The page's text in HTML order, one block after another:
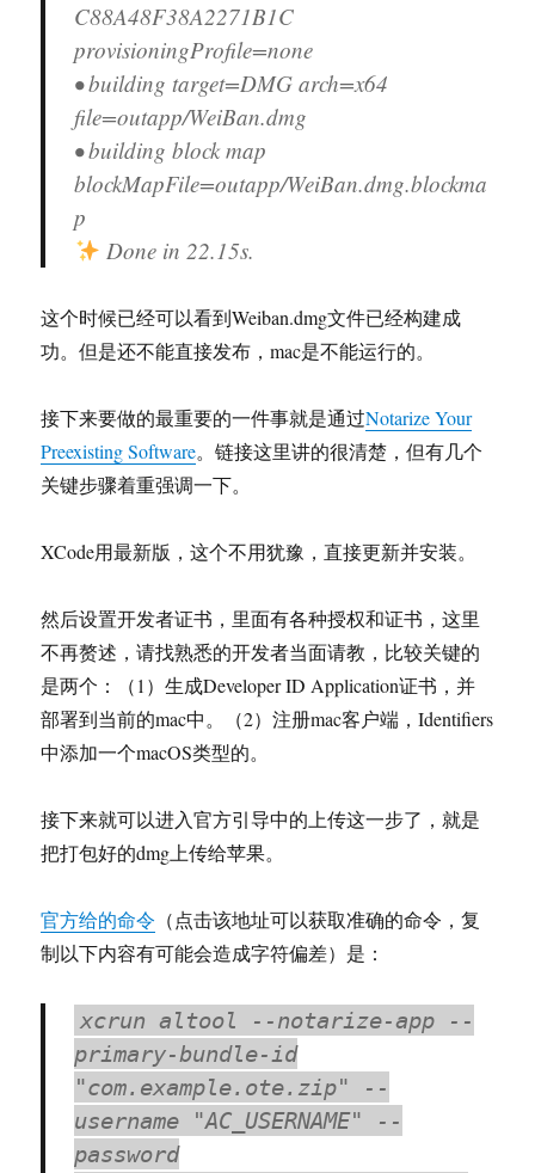
C88A48F38A2271B1C
provisioningProfile=none
• building target=DMG arch=x64
file=outapp/WeiBan.dmg
• building block map
blockMapFile=outapp/WeiBan.dmg.blockma
p
Done in 22.15s.
这个时候已经可以看到Weiban.dmg文件已经构建成
功。但是还不能直接发布，mac是不能运行的。
接下来要做的最重要的一件事就是通过Notarize Your
Preexisting Software。链接这里讲的很清楚，但有几个
关键步骤着重强调一下。
XCode用最新版，这个不用犹豫，直接更新并安装。
然后设置开发者证书，里面有各种授权和证书，这里
不再赘述，请找熟悉的开发者当面请教，比较关键的
是两个：（1）生成Developer ID Application证书，并
部署到当前的mac中。（2）注册mac客户端，Identifiers
中添加一个macOS类型的。
接下来就可以进入官方引导中的上传这一步了，就是
把打包好的dmg上传给苹果。
官方给的命令 （点击该地址可以获取准确的命令，复
制以下内容有可能会造成字符偏差）是：
xcrun altool --notarize-app --
primary-bundle-id
"com.example.ote.zip" --
username "AC_USERNAME" --
password